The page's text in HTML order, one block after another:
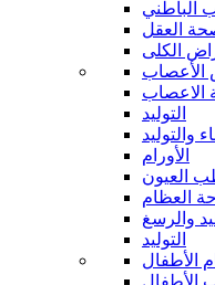
الباطني
العقل
الكلى
الأعصاب
الاعصاب
التوليد
والتوليد
الأورام
العيون
العظام
والرسغ
التوليد
الأطفال
الأطفال